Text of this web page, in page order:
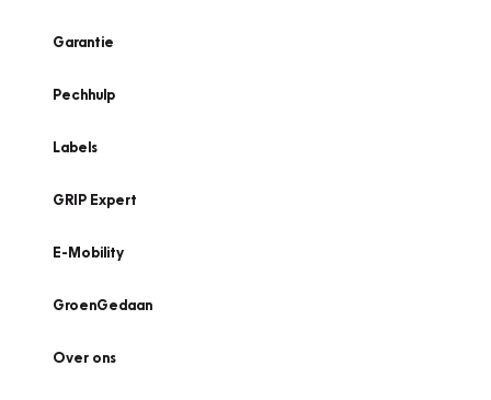
Garantie
Pechhulp
Labels
GRIP Expert
E-Mobility
GroenGedaan
Over ons